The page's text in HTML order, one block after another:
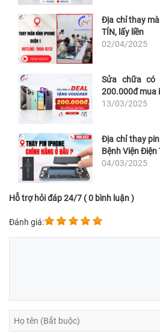
Địa chỉ thay
TÍN, lấy liền
02/04/2025
Sửa chữa có
200.000đ mua
13/03/2025
Địa chỉ thay pin
Bệnh Viện
04/03/2025
Hỗ trợ hỏi đáp 24/7 ( 0 bình luận )
Đánh giá: